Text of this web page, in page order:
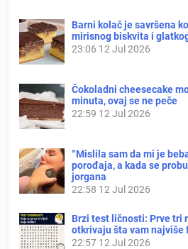
Barni kolač je savršena
mirisnog biskvita i
23:06 12 Jul 2026
Čokoladni cheesecake
minuta, ovaj se ne peče
22:59 12 Jul 2026
“Mislila sam da mi je
porođaja, a kada se
jorgana
22:58 12 Jul 2026
Brzi test ličnosti: Prve tri
otkrivaju šta vam najviše
22:57 12 Jul 2026